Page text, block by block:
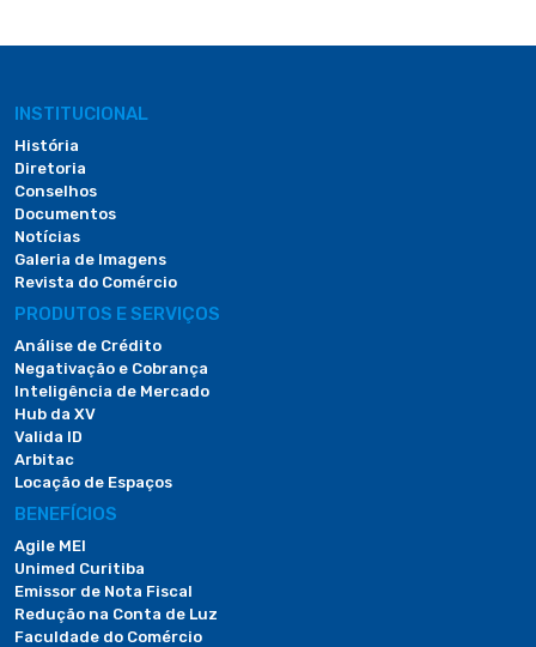
INSTITUCIONAL
História
Diretoria
Conselhos
Documentos
Notícias
Galeria de Imagens
Revista do Comércio
PRODUTOS E SERVIÇOS
Análise de Crédito
Negativação e Cobrança
Inteligência de Mercado
Hub da XV
Valida ID
Arbitac
Locação de Espaços
BENEFÍCIOS
Agile MEI
Unimed Curitiba
Emissor de Nota Fiscal
Redução na Conta de Luz
Faculdade do Comércio